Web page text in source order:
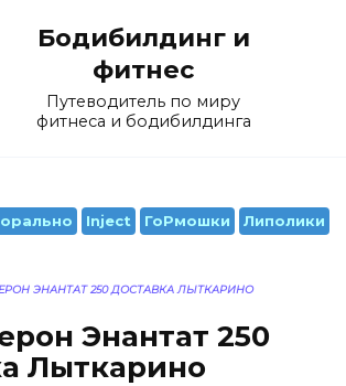
Бодибилдинг и
фитнес
Путеводитель по миру
фитнеса и бодибилдинга
Inject ГоРмошки Липолики
ЭНАНТАТ 250 ДОСТАВКА ЛЫТКАРИНО
Энантат 250
Лыткарино